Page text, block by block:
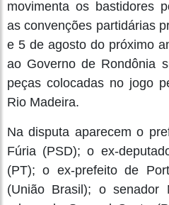
movimenta os bastidores
as convenções partidárias
e 5 de agosto do próximo
ao Governo de Rondônia
peças colocadas no jogo
Rio Madeira.
Na disputa aparecem o
Fúria (PSD); o ex-
(PT); o ex-prefeito de
(União Brasil); o senador